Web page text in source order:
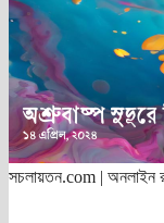
সচলায়তন.com | অনলাইন